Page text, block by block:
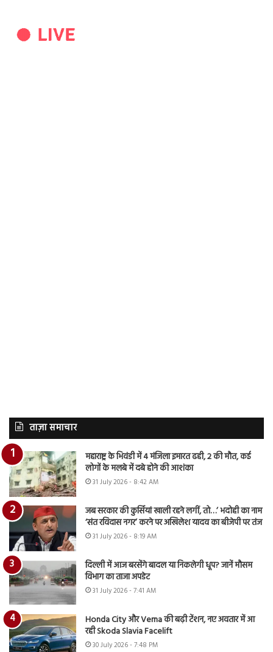
ताज़ा समाचार
महाराष्ट्र के भिवंडी में 4 मंजिला इमारत ढही, 2 की मौत, कई
लोगों के मलबे में दबे होने की आशंका
31 July 2026 - 8:42 AM
जब सरकार की कुर्सियां खाली रहने लगीं, तो…’ भदोही का नाम
‘संत रविदास नगर’ करने पर अखिलेश यादव का बीजेपी पर तंज
31 July 2026 - 8:19 AM
दिल्ली में आज बरसेंगे बादल या निकलेगी धूप? जानें मौसम
विभाग का ताजा अपडेट
31 July 2026 - 7:41 AM
Honda City और Verna की बढ़ी टेंशन, नए अवतार में आ
रही Skoda Slavia Facelift
30 July 2026 - 7:48 PM